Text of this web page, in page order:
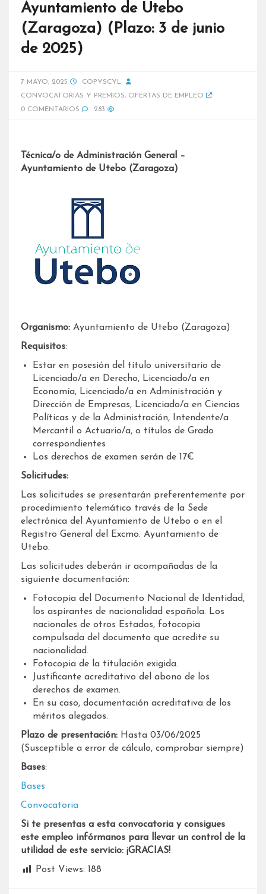
Ayuntamiento de Utebo
(Zaragoza) (Plazo: 3 de junio
de 2025)
7 MAYO, 2025
COPYSCYL
CONVOCATORIAS Y PREMIOS, OFERTAS DE EMPLEO
0 COMENTARIOS
283
Técnica/o de Administración General –
Ayuntamiento de Utebo (Zaragoza)
Organismo: Ayuntamiento de Utebo (Zaragoza)
Requisitos:
Estar en posesión del título universitario de
Licenciado/a en Derecho, Licenciado/a en
Economía, Licenciado/a en Administración y
Dirección de Empresas, Licenciado/a en Ciencias
Políticas y de la Administración, Intendente/a
Mercantil o Actuario/a, o títulos de Grado
correspondientes
Los derechos de examen serán de 17€
Solicitudes:
Las solicitudes se presentarán preferentemente por
procedimiento telemático través de la Sede
electrónica del Ayuntamiento de Utebo o en el
Registro General del Excmo. Ayuntamiento de
Utebo.
Las solicitudes deberán ir acompañadas de la
siguiente documentación:
Fotocopia del Documento Nacional de Identidad,
los aspirantes de nacionalidad española. Los
nacionales de otros Estados, fotocopia
compulsada del documento que acredite su
nacionalidad.
Fotocopia de la titulación exigida.
Justificante acreditativo del abono de los
derechos de examen.
En su caso, documentación acreditativa de los
méritos alegados.
Plazo de presentación: Hasta 03/06/2025
(Susceptible a error de cálculo, comprobar siempre)
Bases:
Bases
Convocatoria
Si te presentas a esta convocatoria y consigues
este empleo infórmanos para llevar un control de la
utilidad de este servicio: ¡GRACIAS!
Post Views: 188